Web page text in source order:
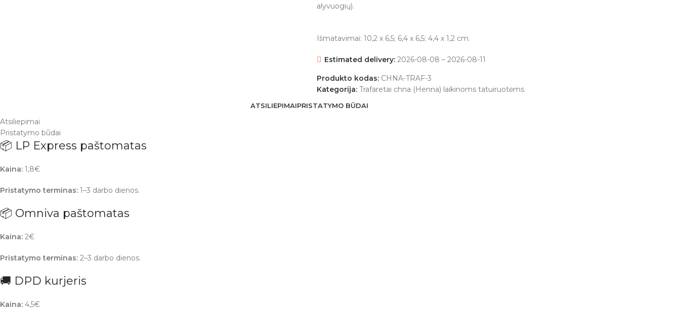
alyvuogių).
Išmatavimai: 10,2 x 6,5; 6,4 x 6,5; 4,4 x 1,2 cm.
Estimated delivery:2026-08-08 – 2026-08-11
Produkto kodas: CHNA-TRAF-3
Kategorija: Trafaretai chna (Henna) laikinoms tatuiruotėms
ATSILIEPIMAIPRISTATYMO BŪDAI
Atsiliepimai
Pristatymo būdai
📦 LP Express paštomatas
Kaina: 1,8€
Pristatymo terminas: 1–3 darbo dienos.
📦 Omniva paštomatas
Kaina: 2€
Pristatymo terminas: 2–3 darbo dienos.
🚚 DPD kurjeris
Kaina: 4,5€